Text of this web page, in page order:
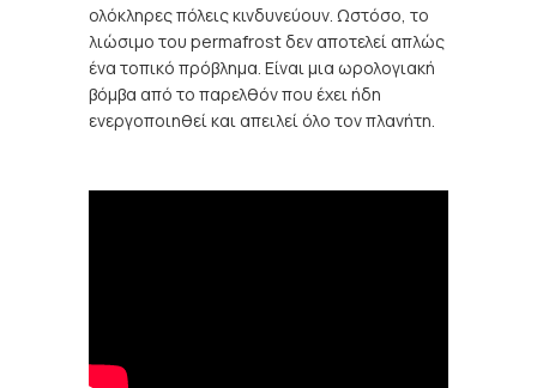
ολόκληρες πόλεις κινδυνεύουν. Ωστόσο, το
λιώσιμο του permafrost δεν αποτελεί απλώς
ένα τοπικό πρόβλημα. Είναι μια ωρολογιακή
βόμβα από το παρελθόν που έχει ήδη
ενεργοποιηθεί και απειλεί όλο τον πλανήτη.